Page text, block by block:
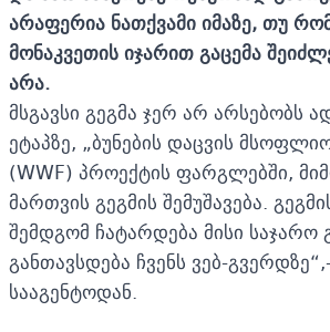
არაფერია ნათქვამიიმაზე, თუ
მონაკვეთის იჯარით გაცემა
არა.
მსგავსი გეგმა ჯერ არ არსებობს
ეტაპზე, „ბუნების დაცვის
(WWF) პროექტის ფარგლებში,
მართვის გეგმის შემუშავება.
შემდგომ ჩატარდება მისი საჯარო
განთავსდება ჩვენს ვებ-
სააგენტოდან.